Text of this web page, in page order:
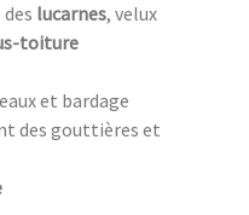
lucarnes, velux
toiture
et bardage
des gouttières et